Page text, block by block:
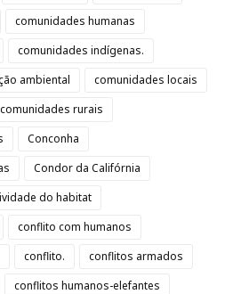
comunidades humanas
comunidades indígenas.
ambiental
comunidades locais
comunidades rurais
Conconha
Condor da Califórnia
do habitat
conflito com humanos
conflito.
conflitos armados
conflitos humanos-elefantes